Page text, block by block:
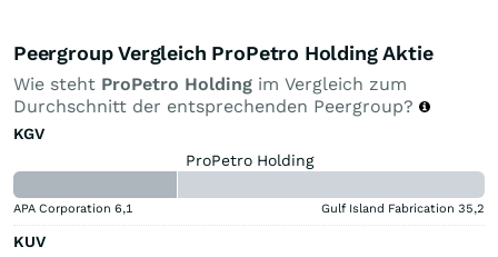
Peergroup Vergleich ProPetro Holding Aktie
Wie steht ProPetro Holding im Vergleich zum
Durchschnitt der entsprechenden Peergroup?
KGV
ProPetro Holding
APA Corporation 6,1 Gulf Island Fabrication 35,2
KUV